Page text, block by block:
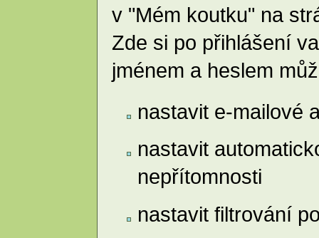
v "Mém koutku" na
Zde si po přihlášení
jménem a heslem
nastavit e-mailové
nastavit
nepřítomnosti
nastavit filtrování